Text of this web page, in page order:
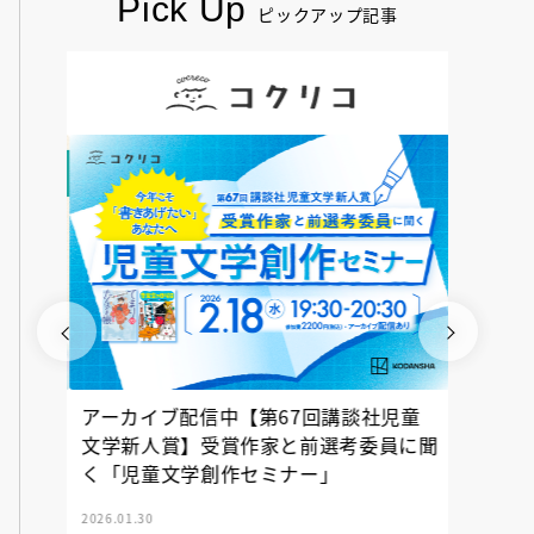
Pick Up ピックアップ記事
アーカイブ配信中【第67回講談社児童
文学新人賞】受賞作家と前選考委員に聞
く「児童文学創作セミナー」
2026.01.30